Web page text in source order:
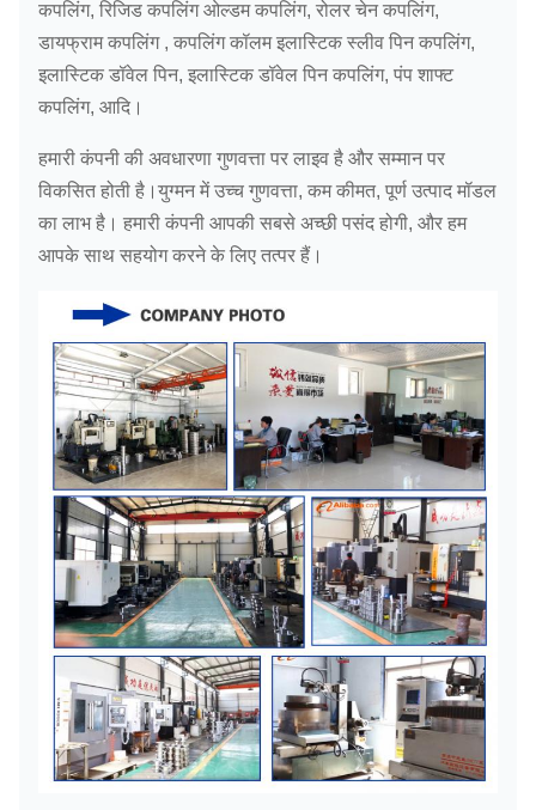
जीआईसीएल20 500 790
360
550
630
300-
380-
710
340-
400
450-
650
जीआईसीएल23 800 680
कपलिंग, रिजिड कपलिंग ओल्डम कपलिंग, रोलर चेन कपलिंग,
डायफ्राम कपलिंग , कपलिंग कॉलम इलास्टिक स्लीव पिन कपलिंग,
इलास्टिक डॉवेल पिन, इलास्टिक डॉवेल पिन कपलिंग, पंप शाफ्ट
कपलिंग, आदि।
हमारी कंपनी की अवधारणा गुणवत्ता पर लाइव है और सम्मान पर
विकसित होती है।युग्मन में उच्च गुणवत्ता, कम कीमत, पूर्ण उत्पाद मॉडल
का लाभ है। हमारी कंपनी आपकी सबसे अच्छी पसंद होगी, और हम
आपके साथ सहयोग करने के लिए तत्पर हैं।